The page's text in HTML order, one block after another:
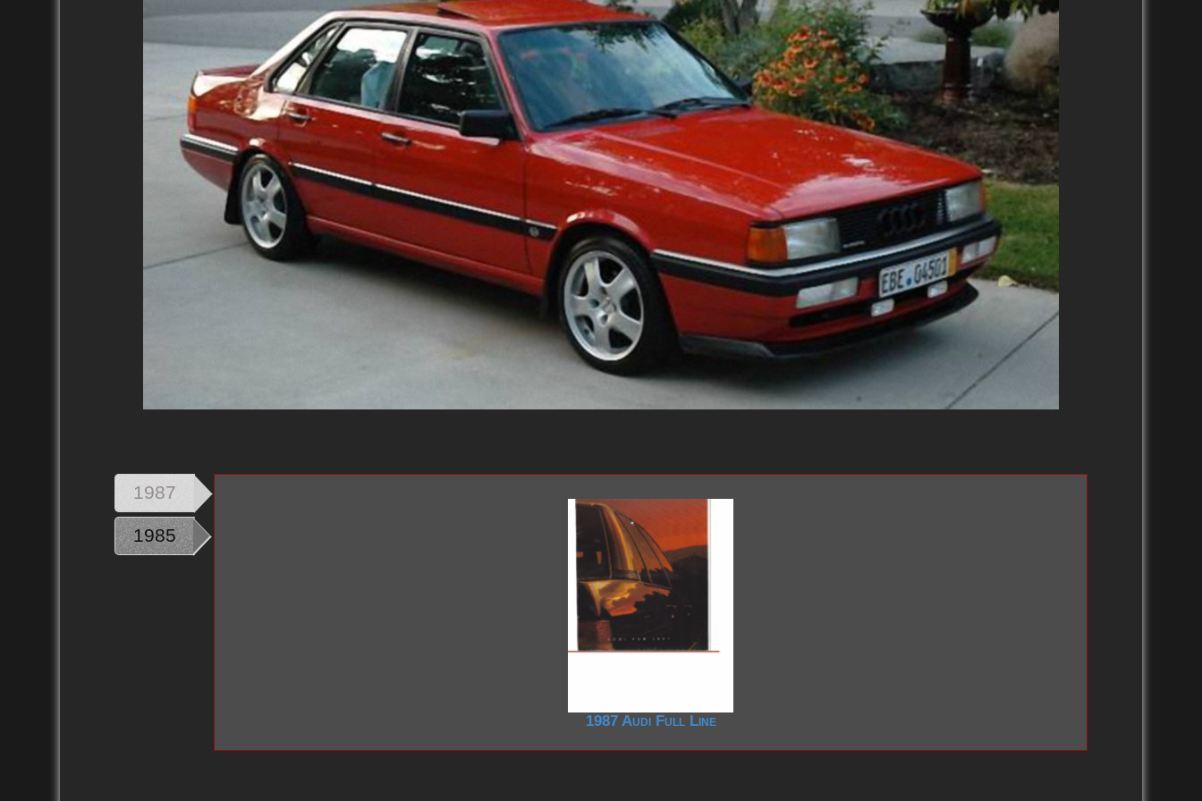
2010-2019
2000-2009
1990-1999
1980-1989
2000-2009
2020-2029
2010-2019
1970-1979
1960-1969
2020-2029
2017-2019
2020-2029
2010-2019
1990-1999
1980-1989
1970-1979
2020-2029
2010-2019
2000-2009
1990-1999
1986-1989
2010-2019
2000-2009
2000-2009
1990-1999
1980-1989
2010-2019
2000-2009
1990-1999
1980-1989
1960-1969
1987
1985
1987 Audi Full Line